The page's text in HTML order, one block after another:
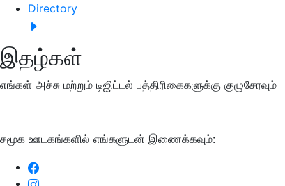
Directory
இதழ்கள்
எங்கள் அச்சு மற்றும் டிஜிட்டல் பத்திரிகைகளுக்கு குழுசேரவும்
சமூக ஊடகங்களில் எங்களுடன் இணைக்கவும்: